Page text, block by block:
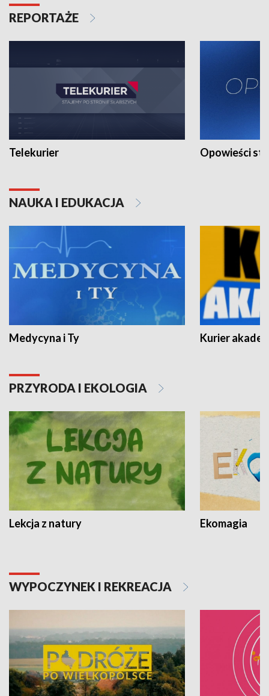
REPORTAŻE
Telekurier Opowieści
NAUKA I EDUKACJA
Medycyna i Ty Kurier
PRZYRODA I EKOLOGIA
Lekcja z natury Ekomagia
WYPOCZYNEK I REKREACJA